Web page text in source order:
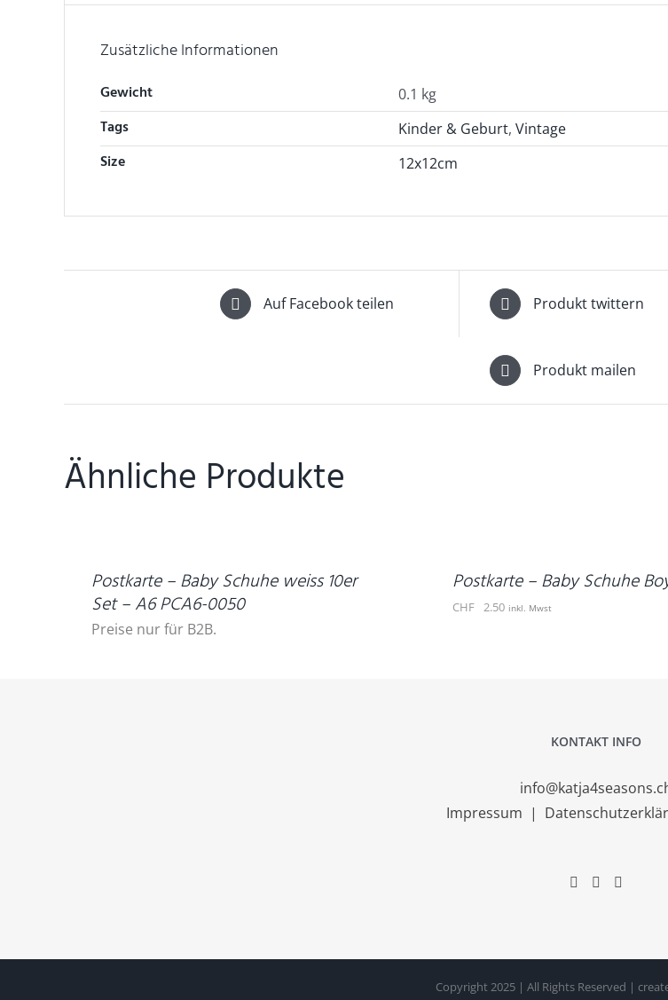
Zusätzliche Informationen
Gewicht 0.1 kg
Tags Kinder & Geburt, Vintage
Size 12x12cm
Auf Facebook teilen Produkt twittern
Produkt mailen
Ähnliche Produkte
Postkarte – Baby Schuhe weiss 10er
Set – A6 PCA6-0050
Preise nur für B2B.
Postkarte – Baby Schuhe
CHF 2.50 inkl. Mwst
KONTAKT INFO
Impressum |
Copyright 2025 | All Rights Reserved |